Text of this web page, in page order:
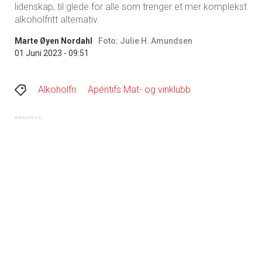
lidenskap, til glede for alle som trenger et mer komplekst
alkoholfritt alternativ.
Marte Øyen Nordahl
Foto: Julie H. Amundsen
01 Juni 2023 - 09:51
Alkoholfri Apéritifs Mat- og vinklubb